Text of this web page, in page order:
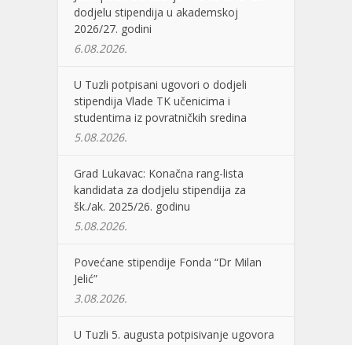
dodjelu stipendija u akademskoj
2026/27. godini
6.08.2026.
U Tuzli potpisani ugovori o dodjeli
stipendija Vlade TK učenicima i
studentima iz povratničkih sredina
5.08.2026.
Grad Lukavac: Konačna rang-lista
kandidata za dodjelu stipendija za
šk./ak. 2025/26. godinu
5.08.2026.
Povećane stipendije Fonda “Dr Milan
Jelić”
3.08.2026.
U Tuzli 5. augusta potpisivanje ugovora